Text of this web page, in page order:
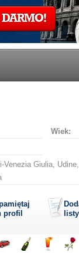
Wiek:
Venezia Giulia,
profil
listy